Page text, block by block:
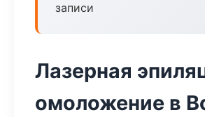
записи
Лазерная
омоложение в